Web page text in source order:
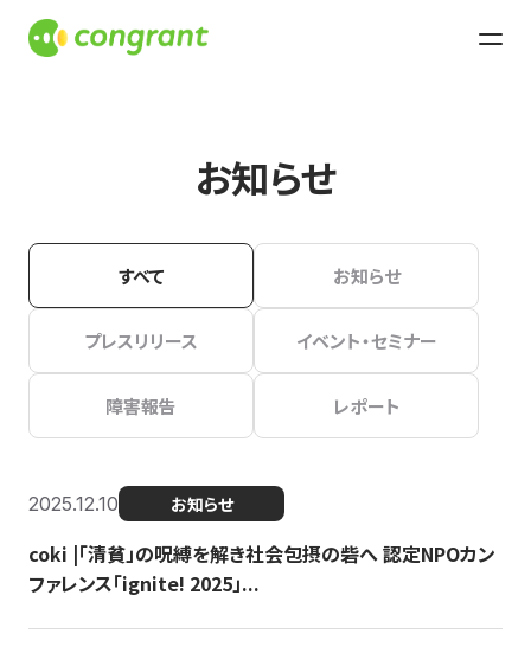
お知らせ
すべて お知らせ
プレスリリース イベント・セミナー
障害報告 レポート
2025.12.10 お知らせ
coki |「清貧」の呪縛を解き社会包摂の砦へ 認定NPOカン
ファレンス「ignite! 2025」...